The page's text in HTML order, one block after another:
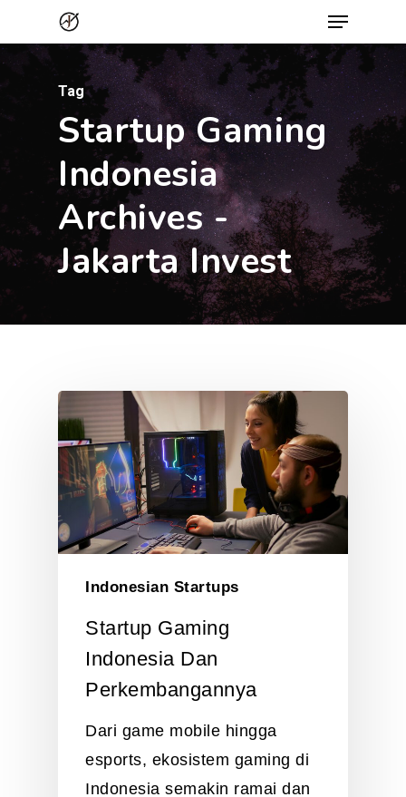
to
Menu
Tag
Startup Gaming
Indonesia
Archives -
Jakarta Invest
Indonesian Startups
Startup Gaming
Indonesia Dan
Perkembangannya
Dari game mobile hingga
esports, ekosistem gaming di
Indonesia semakin ramai dan
Close
Menu